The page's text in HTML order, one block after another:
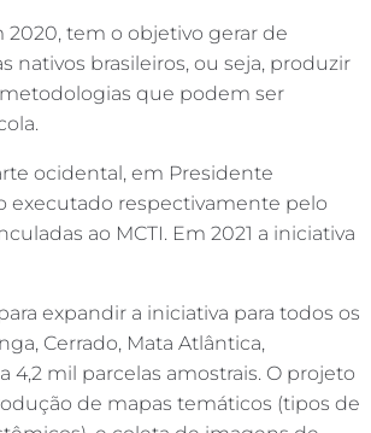
2020, tem o objetivo gerar de
nativos brasileiros, ou seja, produzir
que podem ser
ocidental, em Presidente
executado respectivamente pelo
ao MCTI. Em 2021 a iniciativa
expandir a iniciativa para todos os
Cerrado, Mata Atlântica,
4,2 mil parcelas amostrais. O projeto
de mapas temáticos (tipos de